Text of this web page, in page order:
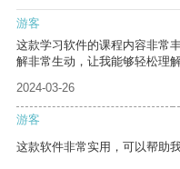
游客
这款学习软件的课程内容非常
解非常生动，让我能够轻松理解
2024-03-26
游客
这款软件非常实用，可以帮助